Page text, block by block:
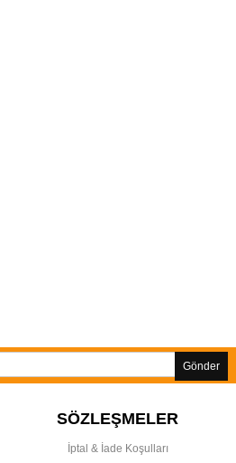
Gönder
SÖZLEŞMELER
İptal & İade Koşulları